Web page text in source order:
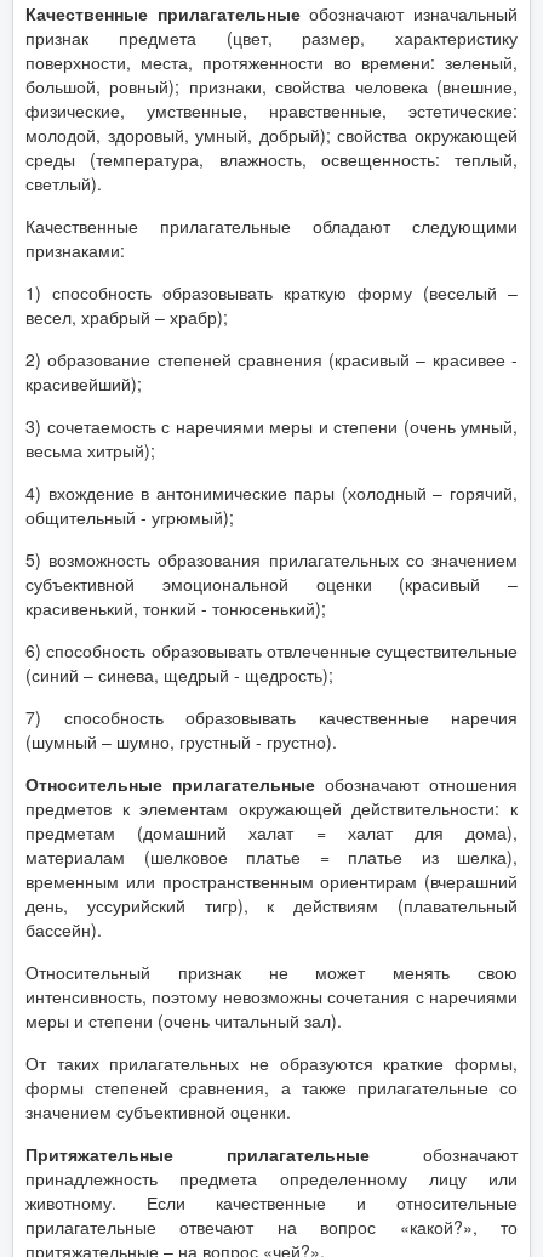
Качественные прилагательныеобозначают изначальный
признак предмета (цвет, размер, характеристику
поверхности, места, протяженности во времени: зеленый,
большой, ровный); признаки, свойства человека (внешние,
физические, умственные, нравственные, эстетические:
молодой, здоровый, умный, добрый); свойства окружающей
среды (температура, влажность, освещенность: теплый,
светлый).
Качественные прилагательные обладают следующими
признаками:
1) способность образовывать краткую форму (веселый –
весел, храбрый – храбр);
2) образование степеней сравнения (красивый – красивее -
красивейший);
3) сочетаемость с наречиями меры и степени (очень умный,
весьма хитрый);
4) вхождение в антонимические пары (холодный – горячий,
общительный - угрюмый);
5) возможность образования прилагательных со значением
субъективной эмоциональной оценки (красивый –
красивенький, тонкий - тонюсенький);
6) способность образовывать отвлеченные существительные
(синий – синева, щедрый - щедрость);
7) способность образовывать качественные наречия
(шумный – шумно, грустный - грустно).
Относительные прилагательные обозначают отношения
предметов к элементам окружающей действительности: к
предметам (домашний халат = халат для дома),
материалам (шелковое платье = платье из шелка),
временным или пространственным ориентирам (вчерашний
день, уссурийский тигр), к действиям (плавательный
бассейн).
Относительный признак не может менять свою
интенсивность, поэтому невозможны сочетания с наречиями
меры и степени (очень читальный зал).
От таких прилагательных не образуются краткие формы,
формы степеней сравнения, а также прилагательные со
значением субъективной оценки.
Притяжательные прилагательные обозначают
принадлежность предмета определенному лицу или
животному. Если качественные и относительные
прилагательные отвечают на вопрос «какой?», то
притяжательные – на вопрос «чей?».